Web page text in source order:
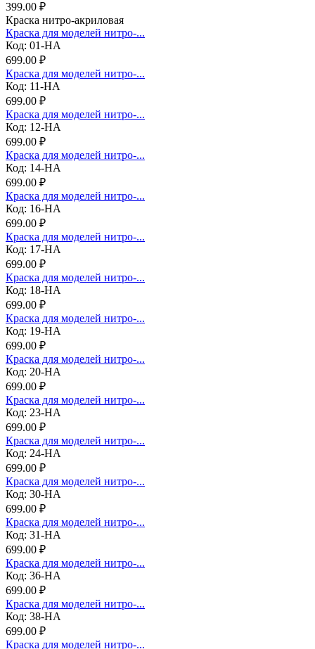
399.00 ₽
Краска нитро-акриловая
Краска для моделей нитро-...
Код: 01-НА
699.00 ₽
Краска для моделей нитро-...
Код: 11-НА
699.00 ₽
Краска для моделей нитро-...
Код: 12-НА
699.00 ₽
Краска для моделей нитро-...
Код: 14-НА
699.00 ₽
Краска для моделей нитро-...
Код: 16-НА
699.00 ₽
Краска для моделей нитро-...
Код: 17-НА
699.00 ₽
Краска для моделей нитро-...
Код: 18-НА
699.00 ₽
Краска для моделей нитро-...
Код: 19-НА
699.00 ₽
Краска для моделей нитро-...
Код: 20-НА
699.00 ₽
Краска для моделей нитро-...
Код: 23-НА
699.00 ₽
Краска для моделей нитро-...
Код: 24-НА
699.00 ₽
Краска для моделей нитро-...
Код: 30-НА
699.00 ₽
Краска для моделей нитро-...
Код: 31-НА
699.00 ₽
Краска для моделей нитро-...
Код: 36-НА
699.00 ₽
Краска для моделей нитро-...
Код: 38-НА
699.00 ₽
Краска для моделей нитро-...